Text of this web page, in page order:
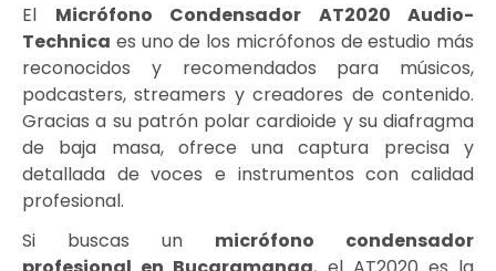
El Micrófono Condensador AT2020 Audio-
Technica es uno de los micrófonos de estudio más
reconocidos y recomendados para músicos,
podcasters, streamers y creadores de contenido.
Gracias a su patrón polar cardioide y su diafragma
de baja masa, ofrece una captura precisa y
detallada de voces e instrumentos con calidad
profesional.
Si buscas un micrófono condensador